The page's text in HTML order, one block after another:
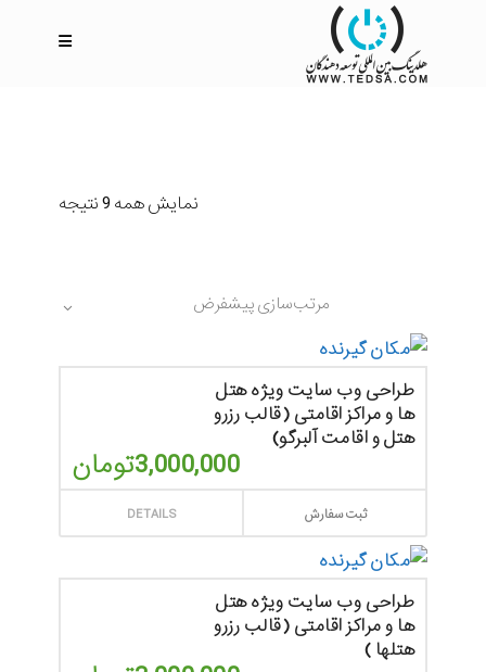
نمایش همه 9 نتیجه
مرتب‌سازی پیشفرض
طراحی وب سایت ویژه هتل
ها و مراکز اقامتی (قالب رزرو
هتل و اقامت آلبرگو)
3,000,000تومان
DETAILS ثبت سفارش
طراحی وب سایت ویژه هتل
ها و مراکز اقامتی (قالب رزرو
هتلها )